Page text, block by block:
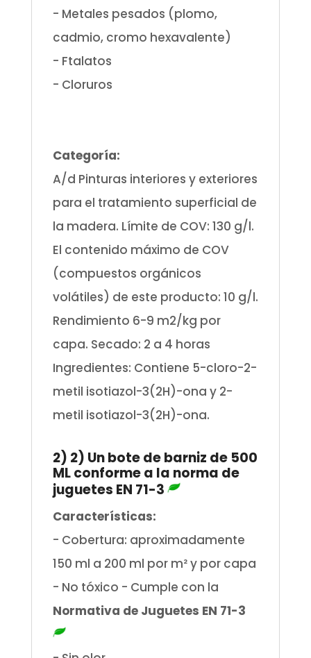
- Metales pesados (plomo,
cadmio, cromo hexavalente)
- Ftalatos
- Cloruros
Categoría:
A/d Pinturas interiores y exteriores
para el tratamiento superficial de
la madera. Límite de COV: 130 g/l.
El contenido máximo de COV
(compuestos orgánicos
volátiles) de este producto: 10 g/l.
Rendimiento 6-9 m2/kg por
capa. Secado: 2 a 4 horas
Ingredientes: Contiene 5-cloro-2-
metil isotiazol-3(2H)-ona y 2-
metil isotiazol-3(2H)-ona.
2) 2) Un bote de barniz de 500
ML conforme a la norma de
juguetes EN 71-3
Características:
- Cobertura: aproximadamente
150 ml a 200 ml por m² y por capa
- No tóxico - Cumple con la
Normativa de Juguetes EN 71-3